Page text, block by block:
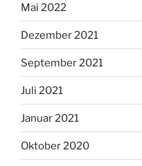
Mai 2022
Dezember 2021
September 2021
Juli 2021
Januar 2021
Oktober 2020